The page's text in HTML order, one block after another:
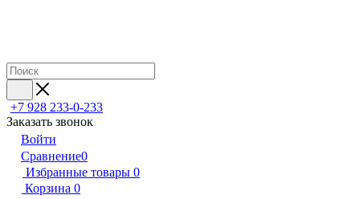
+7 928 233-0-233
Заказать звонок
Войти
Сравнение0
Избранные товары 0
Корзина 0